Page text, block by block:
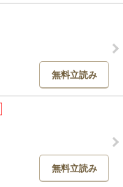
無料立読み
無料立読み